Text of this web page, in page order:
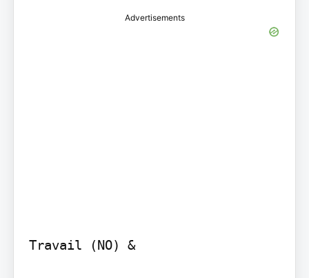
Advertisements
Travail (NO) &